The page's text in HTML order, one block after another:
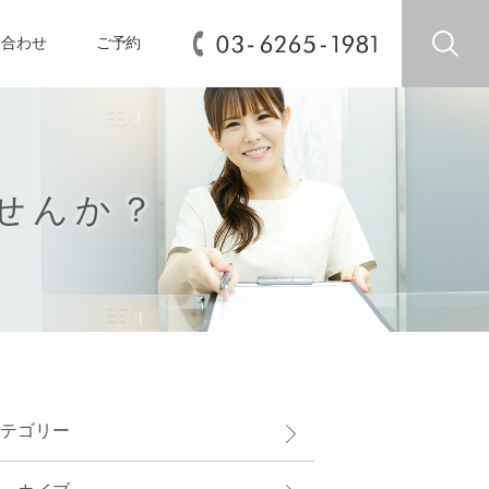
わせ ご予約
んか？
ゴリー